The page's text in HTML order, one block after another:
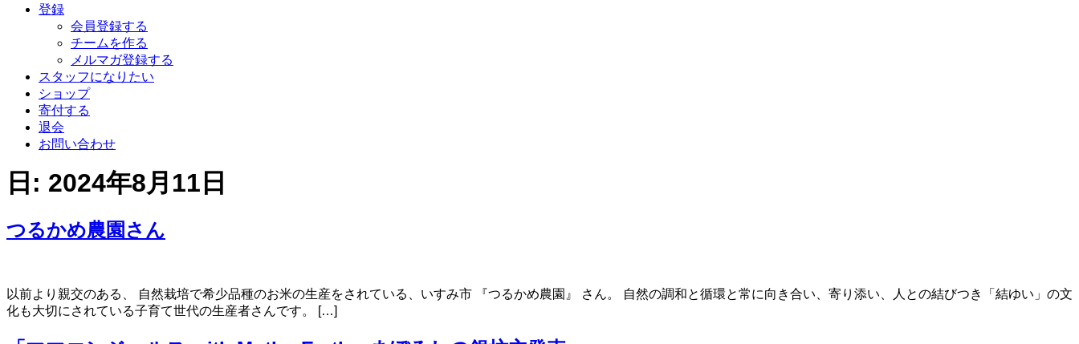
登録
会員登録する
チームを作る
メルマガ登録する
スタッフになりたい
ショップ
寄付する
退会
お問い合わせ
日: 2024年8月11日
つるかめ農園さん
以前より親交のある、 自然栽培で希少品種のお米の生産をされている、いすみ市 『つるかめ農園』 さん。 自然の調和と循環と常に向き合い、寄り添い、人との結びつき「結ゆい」の文
化も大切にされている子育て世代の生産者さんです。 […]